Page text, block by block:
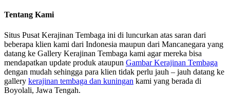
Tentang Kami
Situs Pusat Kerajinan Tembaga ini di luncurkan atas saran dari
beberapa klien kami dari Indonesia maupun dari Mancanegara yang
datang ke Gallery Kerajinan Tembaga kami agar mereka bisa
mendapatkan update produk ataupun Gambar Kerajinan Tembaga
dengan mudah sehingga para klien tidak perlu jauh – jauh datang ke
gallery kerajinan tembaga dan kuningan kami yang berada di
Boyolali, Jawa Tengah.